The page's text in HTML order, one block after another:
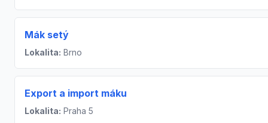
Mák setý
Lokalita: Brno
Export a import máku
Lokalita: Praha 5